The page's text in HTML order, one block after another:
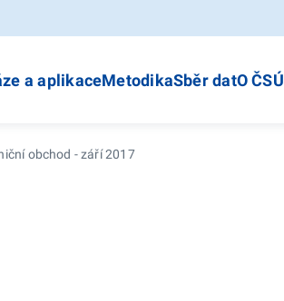
a aplikaceMetodikaSběr datO ČSÚ
obchod - září 2017